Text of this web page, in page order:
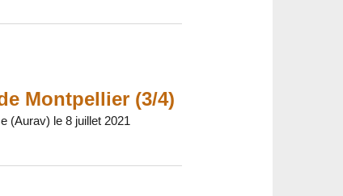
Montpellier (3/4)
(Aurav) le 8 juillet 2021